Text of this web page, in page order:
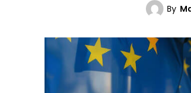
By